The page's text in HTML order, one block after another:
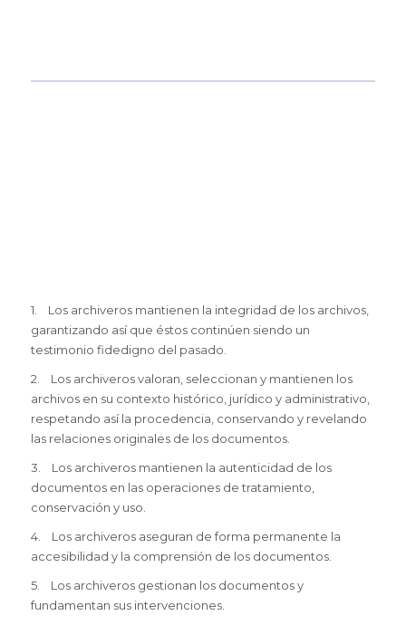
1. Los archiveros mantienen la integridad de los archivos,
garantizando así que éstos continúen siendo un
testimonio fidedigno del pasado.
2. Los archiveros valoran, seleccionan y mantienen los
archivos en su contexto histórico, jurídico y administrativo,
respetando así la procedencia, conservando y revelando
las relaciones originales de los documentos.
3. Los archiveros mantienen la autenticidad de los
documentos en las operaciones de tratamiento,
conservación y uso.
4. Los archiveros aseguran de forma permanente la
accesibilidad y la comprensión de los documentos.
5. Los archiveros gestionan los documentos y
fundamentan sus intervenciones.